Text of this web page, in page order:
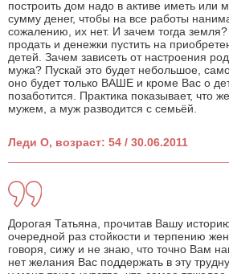
построить дом надо в активе иметь или
сумму денег, чтобы на все работы
сожалению, их нет. И зачем тогда
продать и денежки пустить на
детей. Зачем зависеть от настроения
мужа? Пускай это будет небольшое,
оно будет только ВАШЕ и кроме Вас о
позаботится. Практика показывает, что
мужем, а муж разводится с семьёй.
Леди О, возраст: 54 / 30.06.2011
Дорогая Татьяна, прочитав Вашу
очередной раз стойкости и терпению
говоря, сижу и не знаю, что точно Вам
нет желания Вас поддержать в эту